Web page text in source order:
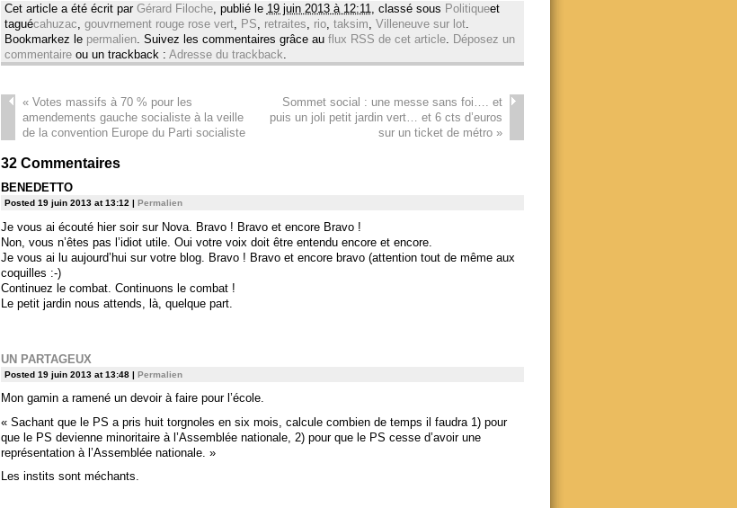
Cet article a été écrit par Gérard Filoche, publié le 19 juin 2013 à 12:11 , classé sous Politiqueet
taguécahuzac gouvrnement rouge rose vert, PS retraites rio, taksim Villeneuve sur lot.
Bookmarkez le permalien. Suivez les commentaires grâce au flux RSS de cet article. Déposez un
commentaireou un trackback : Adresse du trackback
«Votes massifs à 70 % pour les
amendements gauche socialiste à la veille
de la convention Europe du Parti socialiste
Sommet social : une messe sans foi…. et
puis un joli petit jardin vert… et 6 cts d’euros
sur un ticket de métro»
32Commentaires
BENEDETTO
Posted 19 juin 2013 at 13:12 | Permalien
Je vous ai écouté hier soir sur Nova. Bravo ! Bravo et encore Bravo !
Non, vous n’êtes pas l’idiot utile. Oui votre voix doit être entendu encore et encore.
Je vous ai lu aujourd’hui sur votre blog. Bravo ! Bravo et encore bravo (attention tout de même aux
coquilles :-)
Continuez le combat. Continuons le combat !
Le petit jardin nous attends, là, quelque part.
UN PARTAGEUX
Posted 19 juin 2013 at 13:48 | Permalien
Mon gamin a ramené un devoir à faire pour l’école.
« Sachant que le PS a pris huit torgnoles en six mois, calcule combien de temps il faudra 1) pour
que le PS devienne minoritaire à l’Assemblée nationale, 2) pour que le PS cesse d’avoir une
représentation à l’Assemblée nationale. »
Les instits sont méchants.